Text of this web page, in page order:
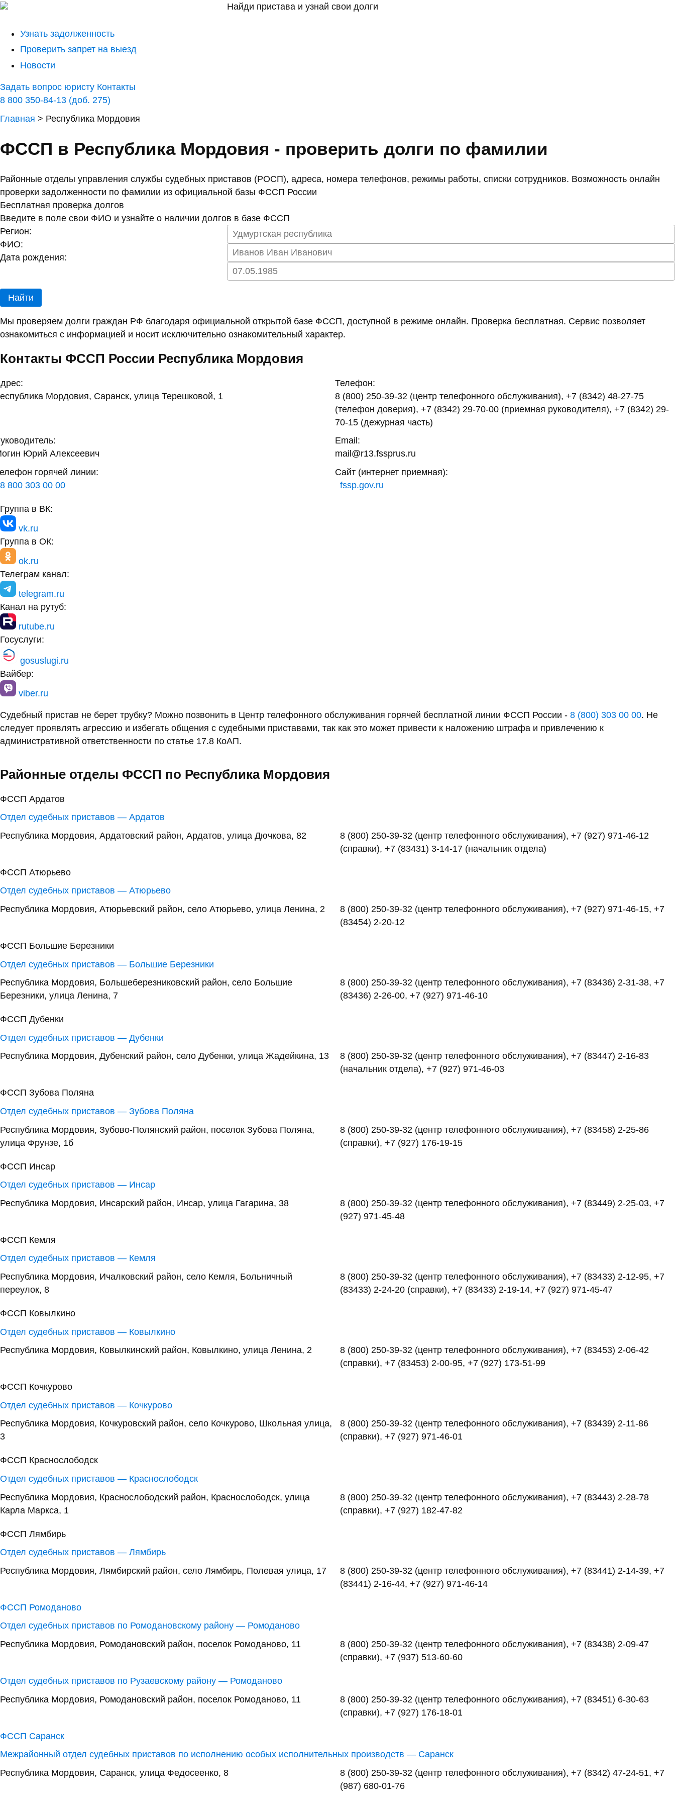
Найди пристава и узнай свои долги
Узнать задолженность
Проверить запрет на выезд
Новости
Задать вопрос юристу Контакты
8 800 350-84-13 (доб. 275)
Главная > Республика Мордовия
ФССП в Республика Мордовия - проверить долги по фамилии
Районные отделы управления службы судебных приставов (РОСП), адреса, номера телефонов, режимы работы, списки сотрудников. Возможность онлайн
проверки задолженности по фамилии из официальной базы ФССП России
Бесплатная проверка долгов
Введите в поле свои ФИО и узнайте о наличии долгов в базе ФССП
Регион:
ФИО:
Дата рождения:
Найти
Мы проверяем долги граждан РФ благодаря официальной открытой базе ФССП, доступной в режиме онлайн. Проверка бесплатная. Сервис позволяет
ознакомиться с информацией и носит исключительно ознакомительный характер.
Контакты ФССП России Республика Мордовия
Мордовия, Саранск, улица Терешковой, 1
Телефон:
8 (800) 250-39-32 (центр телефонного обслуживания), +7 (8342) 48-27-75
(телефон доверия), +7 (8342) 29-70-00 (приемная руководителя), +7 (8342) 29-
70-15 (дежурная часть)
Юрий Алексеевич
Email:
mail@r13.fssprus.ru
горячей линии:
8 800 303 00 00
Сайт (интернет приемная):
fssp.gov.ru
Группа в ВК:
vk.ru
Группа в ОК:
ok.ru
Телеграм канал:
telegram.ru
Канал на рутуб:
rutube.ru
Госуслуги:
gosuslugi.ru
Вайбер:
viber.ru
Судебный пристав не берет трубку? Можно позвонить в Центр телефонного обслуживания горячей бесплатной линии ФССП России - 8 (800) 303 00 00. Не
следует проявлять агрессию и избегать общения с судебными приставами, так как это может привести к наложению штрафа и привлечению к
административной ответственности по статье 17.8 КоАП.
Районные отделы ФССП по Республика Мордовия
ФССП Ардатов
Отдел судебных приставов — Ардатов
Республика Мордовия, Ардатовский район, Ардатов, улица Дючкова, 82
8 (800) 250-39-32 (центр телефонного обслуживания), +7 (927) 971-46-12
(справки), +7 (83431) 3-14-17 (начальник отдела)
ФССП Атюрьево
Отдел судебных приставов — Атюрьево
Республика Мордовия, Атюрьевский район, село Атюрьево, улица Ленина, 2
8 (800) 250-39-32 (центр телефонного обслуживания), +7 (927) 971-46-15, +7
(83454) 2-20-12
ФССП Большие Березники
Отдел судебных приставов — Большие Березники
Республика Мордовия, Большеберезниковский район, село Большие
Березники, улица Ленина, 7
8 (800) 250-39-32 (центр телефонного обслуживания), +7 (83436) 2-31-38, +7
(83436) 2-26-00, +7 (927) 971-46-10
ФССП Дубенки
Отдел судебных приставов — Дубенки
Республика Мордовия, Дубенский район, село Дубенки, улица Жадейкина, 13
8 (800) 250-39-32 (центр телефонного обслуживания), +7 (83447) 2-16-83
(начальник отдела), +7 (927) 971-46-03
ФССП Зубова Поляна
Отдел судебных приставов — Зубова Поляна
Республика Мордовия, Зубово-Полянский район, поселок Зубова Поляна,
улица Фрунзе, 1б
8 (800) 250-39-32 (центр телефонного обслуживания), +7 (83458) 2-25-86
(справки), +7 (927) 176-19-15
ФССП Инсар
Отдел судебных приставов — Инсар
Республика Мордовия, Инсарский район, Инсар, улица Гагарина, 38
8 (800) 250-39-32 (центр телефонного обслуживания), +7 (83449) 2-25-03, +7
(927) 971-45-48
ФССП Кемля
Отдел судебных приставов — Кемля
Республика Мордовия, Ичалковский район, село Кемля, Больничный
переулок, 8
8 (800) 250-39-32 (центр телефонного обслуживания), +7 (83433) 2-12-95, +7
(83433) 2-24-20 (справки), +7 (83433) 2-19-14, +7 (927) 971-45-47
ФССП Ковылкино
Отдел судебных приставов — Ковылкино
Республика Мордовия, Ковылкинский район, Ковылкино, улица Ленина, 2
8 (800) 250-39-32 (центр телефонного обслуживания), +7 (83453) 2-06-42
(справки), +7 (83453) 2-00-95, +7 (927) 173-51-99
ФССП Кочкурово
Отдел судебных приставов — Кочкурово
Республика Мордовия, Кочкуровский район, село Кочкурово, Школьная улица,
3
8 (800) 250-39-32 (центр телефонного обслуживания), +7 (83439) 2-11-86
(справки), +7 (927) 971-46-01
ФССП Краснослободск
Отдел судебных приставов — Краснослободск
Республика Мордовия, Краснослободский район, Краснослободск, улица
Карла Маркса, 1
8 (800) 250-39-32 (центр телефонного обслуживания), +7 (83443) 2-28-78
(справки), +7 (927) 182-47-82
ФССП Лямбирь
Отдел судебных приставов — Лямбирь
Республика Мордовия, Лямбирский район, село Лямбирь, Полевая улица, 17
8 (800) 250-39-32 (центр телефонного обслуживания), +7 (83441) 2-14-39, +7
(83441) 2-16-44, +7 (927) 971-46-14
ФССП Ромоданово
Отдел судебных приставов по Ромодановскому району — Ромоданово
Республика Мордовия, Ромодановский район, поселок Ромоданово, 11
8 (800) 250-39-32 (центр телефонного обслуживания), +7 (83438) 2-09-47
(справки), +7 (937) 513-60-60
Отдел судебных приставов по Рузаевскому району — Ромоданово
Республика Мордовия, Ромодановский район, поселок Ромоданово, 11
8 (800) 250-39-32 (центр телефонного обслуживания), +7 (83451) 6-30-63
(справки), +7 (927) 176-18-01
ФССП Саранск
Межрайонный отдел судебных приставов по исполнению особых исполнительных производств — Саранск
Республика Мордовия, Саранск, улица Федосеенко, 8
8 (800) 250-39-32 (центр телефонного обслуживания), +7 (8342) 47-24-51, +7
(987) 680-01-76